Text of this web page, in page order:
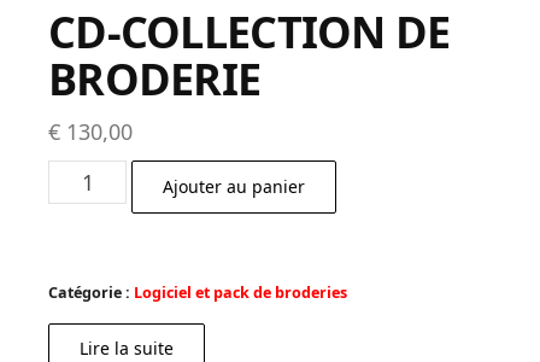
CD-COLLECTION DE
BRODERIE
€ 130,00
quantité
de
BRODERIE
Ajouter au panier
Catégorie : Logiciel et pack de broderies
Lire la suite